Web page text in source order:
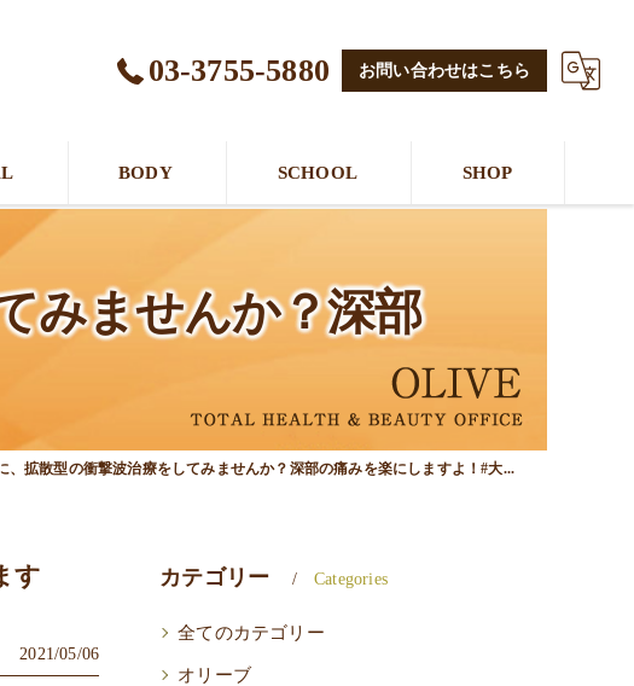
03-3755-5880 お問い合わせはこちら
BODY SCHOOL SHOP
みませんか？深部
、拡散型の衝撃波治療をしてみませんか？深部の痛みを楽にしますよ！#大...
す
2021/05/06
カテゴリー Categories
全てのカテゴリー
オリーブ